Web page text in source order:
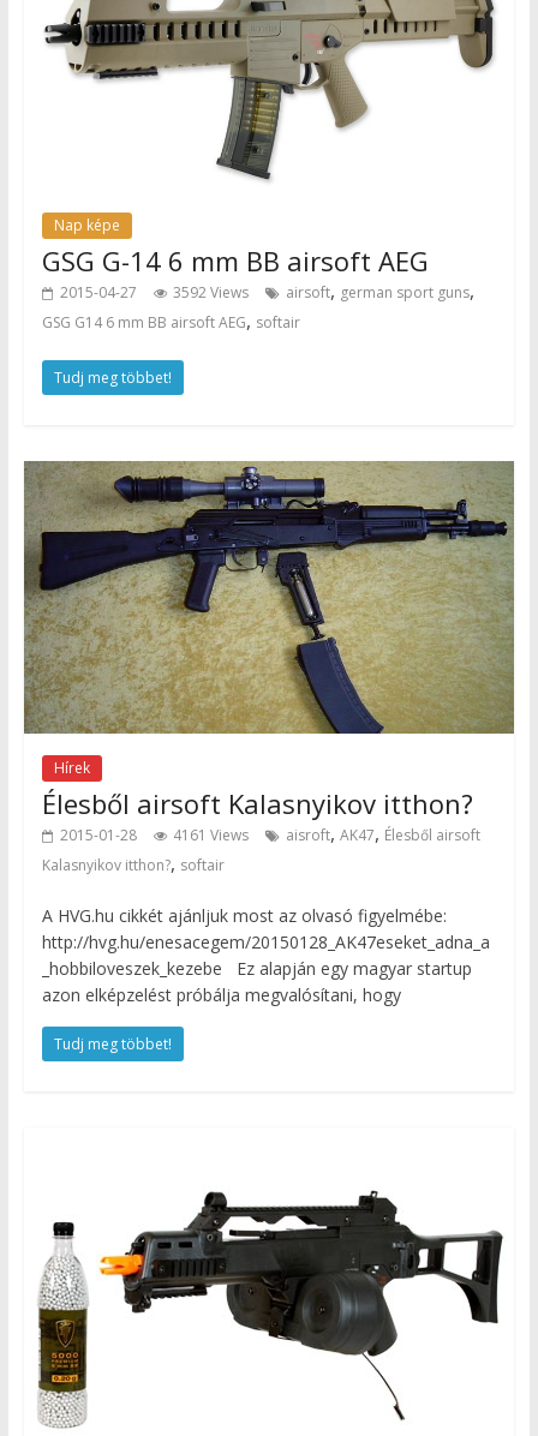
Nap képe
GSG G-14 6 mm BB airsoft AEG
2015-04-27 3592 Views airsoft, german sport guns,
GSG G14 6 mm BB airsoft AEG, softair
Tudj meg többet!
Hírek
Élesből airsoft Kalasnyikov itthon?
2015-01-28 4161 Views aisroft, AK47, Élesből airsoft
Kalasnyikov itthon?, softair
A HVG.hu cikkét ajánljuk most az olvasó figyelmébe:
http://hvg.hu/enesacegem/20150128_AK47eseket_adna_a
_hobbiloveszek_kezebe Ez alapján egy magyar startup
azon elképzelést próbálja megvalósítani, hogy
Tudj meg többet!